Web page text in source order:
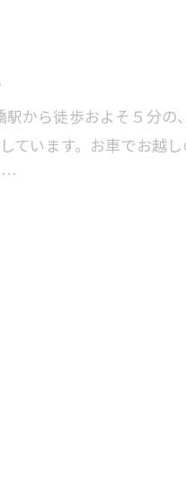
駅から徒歩およそ５分
ています。お車でお越
…